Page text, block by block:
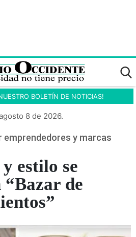
BOLETÍN DE NOTICIAS!
8 de 2026.
emprendedores y marcas
estilo se
de